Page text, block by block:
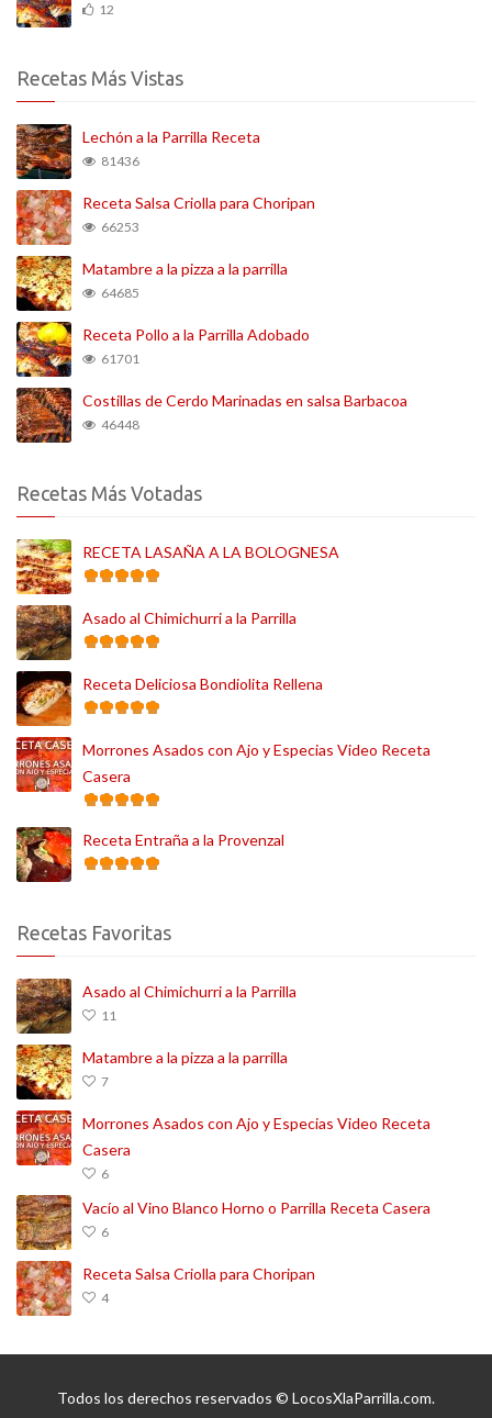
12
Recetas Más Vistas
Lechón a la Parrilla Receta
81436
Receta Salsa Criolla para Choripan
66253
Matambre a la pizza a la parrilla
64685
Receta Pollo a la Parrilla Adobado
61701
Costillas de Cerdo Marinadas en salsa Barbacoa
46448
Recetas Más Votadas
RECETA LASAÑA A LA BOLOGNESA
Asado al Chimichurri a la Parrilla
Receta Deliciosa Bondiolita Rellena
Morrones Asados con Ajo y Especias Video Receta
Casera
Receta Entraña a la Provenzal
Recetas Favoritas
Asado al Chimichurri a la Parrilla
11
Matambre a la pizza a la parrilla
7
Morrones Asados con Ajo y Especias Video Receta
Casera
6
Vacío al Vino Blanco Horno o Parrilla Receta Casera
6
Receta Salsa Criolla para Choripan
4
Todos los derechos reservados © LocosXlaParrilla.com.